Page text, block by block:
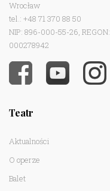
Wrocław
tel.: +48 71 370 88 50
NIP: 896-000-55-26, REGON:
000278942
Teatr
Aktualności
O operze
Balet